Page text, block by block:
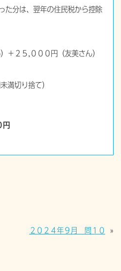
た分は、翌年の住民税から控除
＋２５,０００円（友美さん）
満切り捨て）
２０２４年９月 問１０ »